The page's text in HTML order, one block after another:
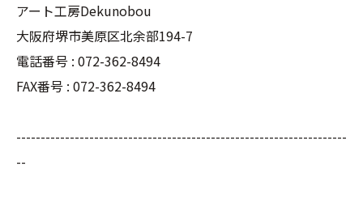
アート工房Dekunobou
大阪府堺市美原区北余部194-7
電話番号 : 072-362-8494
FAX番号 : 072-362-8494
--------------------------------------------------------------------
--